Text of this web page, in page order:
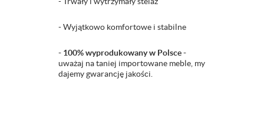
- Wyjątkowo komfortowe i stabilne
- 100% wyprodukowany w Polsce -
uważaj na taniej importowane meble, my
dajemy gwarancję jakości.